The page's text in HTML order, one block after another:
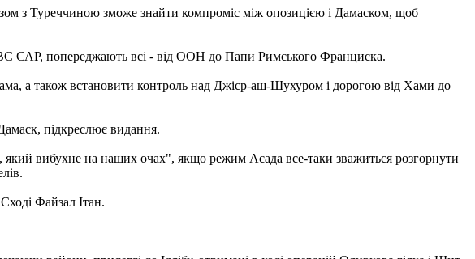
з Туреччиною зможе знайти компроміс між опозицією і Дамаском, щоб
ВС САР, попереджають всі - від ООН до Папи Римського Франциска.
а також встановити контроль над Джіср-аш-Шухуром і дорогою від Хами до
підкреслює видання.
вибухне на наших очах", якщо режим Асада все-таки зважиться розгорнути
Файзал Ітан.